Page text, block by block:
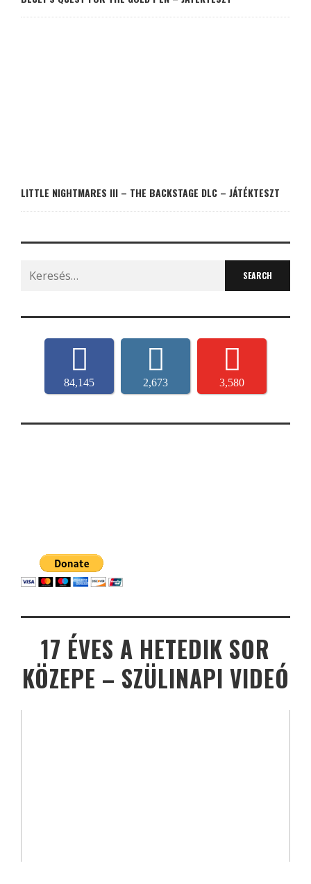
LITTLE NIGHTMARES III – THE BACKSTAGE DLC – JÁTÉKTESZT
Search
for:
84,145 2,673 3,580
17 ÉVES A HETEDIK SOR
KÖZEPE – SZÜLINAPI VIDEÓ